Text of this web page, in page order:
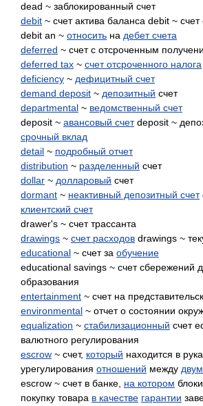
dead ~ заблокированный счет
debit ~ счет актива баланса debit ~
debit an ~ относить на дебет счета
deferred ~ счет с отсроченным
deferred tax ~ счет отсроченного налога
deficiency ~ дефицитный счет
demand deposit ~ депозитный счет
departmental ~ ведомственный счет
deposit ~ авансовый счетdeposit ~
срочный вклад
detail ~ подробный отчет
distribution ~ разделенный счет
dollar ~ долларовый счет
dormant ~ неактивный депозитный счет
клиентский счет
drawer's ~ счет трассанта
drawings ~ счет расходов drawings ~
educational ~ счет за обучение
educational savings ~ счет сбережений
образования
entertainment ~ счет на
environmental ~ отчет о состоянии
equalization ~ стабилизационный счет
валютного регулирования
escrow ~ счет, который находится в
урегулирования отношений между
escrow ~ счет в банке, на котором
покупку товара в качестве гарантии